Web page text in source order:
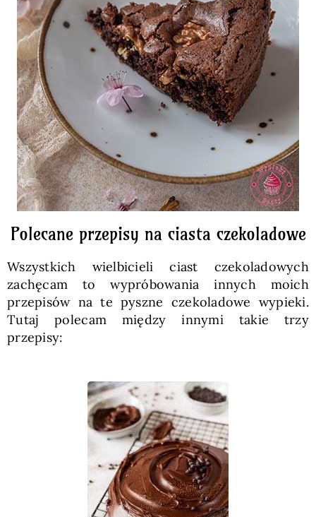
Polecane przepisy na ciasta czekoladowe
Wszystkich wielbicieli ciast czekoladowych
zachęcam to wypróbowania innych moich
przepisów na te pyszne czekoladowe wypieki.
Tutaj polecam między innymi takie trzy
przepisy: